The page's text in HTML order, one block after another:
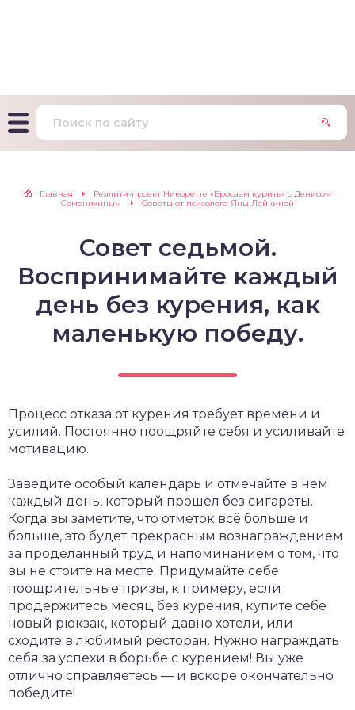
Главная
Реалити-проект Никоретте «Бросаем курить» с Денисом
Семенихиным
Советы от психолога Яны Лейкиной
Совет седьмой.
Воспринимайте каждый
день без курения, как
маленькую победу.
Процесс отказа от курения требует времени и
усилий. Постоянно поощряйте себя и усиливайте
мотивацию.
Заведите особый календарь и отмечайте в нем
каждый день, который прошел без сигареты.
Когда вы заметите, что отметок всё больше и
больше, это будет прекрасным вознаграждением
за проделанный труд и напоминанием о том, что
вы не стоите на месте. Придумайте себе
поощрительные призы, к примеру, если
продержитесь месяц без курения, купите себе
новый рюкзак, который давно хотели, или
сходите в любимый ресторан. Нужно награждать
себя за успехи в борьбе с курением! Вы уже
отлично справляетесь — и вскоре окончательно
победите!
на определение типа
поведения
зависимости
курильщика –
расчет